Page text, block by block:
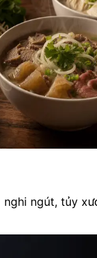
ngút, tủy